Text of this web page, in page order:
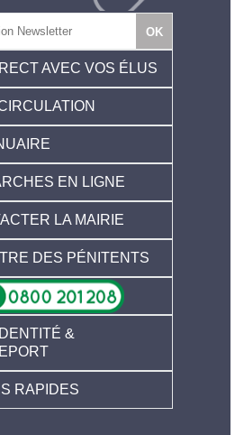
AVEC VOS ÉLUS
EN LIGNE
LA MAIRIE
DES PÉNITENTS
&
RAPIDES